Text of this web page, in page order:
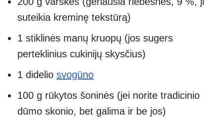
suteikia kreminę tekstūrą)
1 stiklinės manų kruopų (jos sugers
perteklinius cukinijų skysčius)
1 didelio svogūno
100 g rūkytos šoninės (jei norite tradicinio
dūmo skonio, bet galima ir be jos)